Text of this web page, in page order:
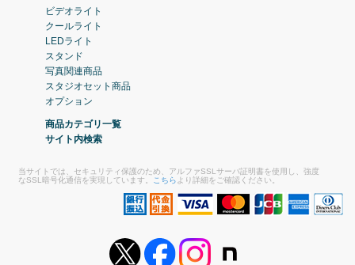
ビデオライト
クールライト
LEDライト
スタンド
写真関連商品
スタジオセット商品
オプション
商品カテゴリ一覧
サイト内検索
当サイトでは、セキュリティ保護のため、アルファSSLサーバ証明書を使用し、強度
なSSL暗号化通信を実現しています。
こちら より詳細をご確認ください。